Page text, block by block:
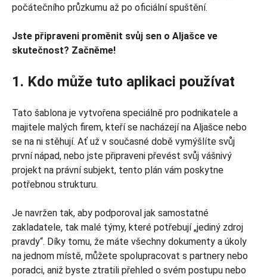
počátečního průzkumu až po oficiální spuštění.
Jste připraveni proměnit svůj sen o Aljašce ve
skutečnost? Začněme!
1. Kdo může tuto aplikaci používat
Tato šablona je vytvořena speciálně pro podnikatele a
majitele malých firem, kteří se nacházejí na Aljašce nebo
se na ni stěhují. Ať už v současné době vymýšlíte svůj
první nápad, nebo jste připraveni převést svůj vášnivý
projekt na právní subjekt, tento plán vám poskytne
potřebnou strukturu.
Je navržen tak, aby podporoval jak samostatné
zakladatele, tak malé týmy, které potřebují „jediný zdroj
pravdy“. Díky tomu, že máte všechny dokumenty a úkoly
na jednom místě, můžete spolupracovat s partnery nebo
poradci, aniž byste ztratili přehled o svém postupu nebo